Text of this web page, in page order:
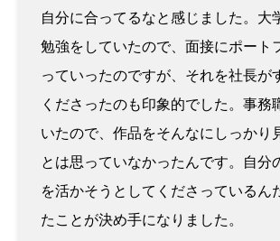
自分に合ってるなと感じました。大
勉強をしていたので、面接にポート
っていったのですが、それを社長が
くださったのも印象的でした。事務
いたので、作品をそんなにしっかり
とは思っていなかったんです。自分
を活かそうとしてくださっているん
たことが決め手になりました。